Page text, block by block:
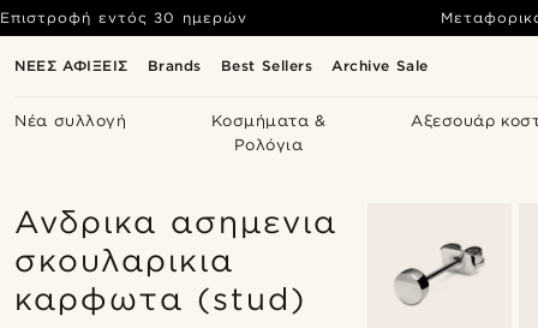
ΝΕΕΣ ΑΦΙΞΕΙΣ Brands Best Sellers Archive Sale
Νέα συλλογή
Κοσμήματα &
Ρολόγια
Αξεσουάρ
Επιστροφή εντός 30 ημερών
Ανδρικα ασημενια
σκουλαρικια
καρφωτα (stud)